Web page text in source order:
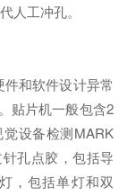
人工冲孔。
和软件设计异常
贴片机一般包含2
设备检测MARK
孔点胶，包括导
，包括单灯和双